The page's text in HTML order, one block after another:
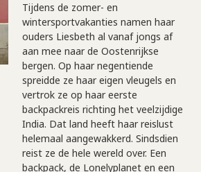
Tijdens de zomer- en
wintersportvakanties namen haar
ouders Liesbeth al vanaf jongs af
aan mee naar de Oostenrijkse
bergen. Op haar negentiende
spreidde ze haar eigen vleugels en
vertrok ze op haar eerste
backpackreis richting het veelzijdige
India. Dat land heeft haar reislust
helemaal aangewakkerd. Sindsdien
reist ze de hele wereld over. Een
backpack, de Lonelyplanet en een